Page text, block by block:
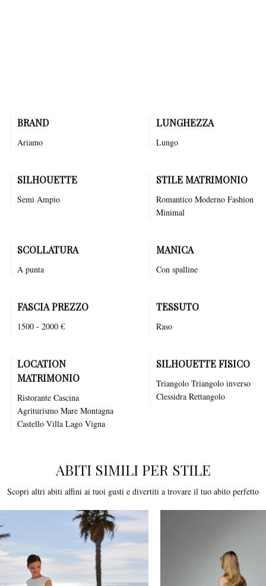
BRAND
Ariamo
LUNGHEZZA
Lungo
SILHOUETTE
Semi Ampio
STILE MATRIMONIO
Romantico Moderno Fashion
Minimal
SCOLLATURA
A punta
MANICA
Con spalline
FASCIA PREZZO
1500 - 2000 €
TESSUTO
Raso
LOCATION
MATRIMONIO
Ristorante Cascina
Agriturismo Mare Montagna
Castello Villa Lago Vigna
SILHOUETTE FISICO
Triangolo Triangolo inverso
Clessidra Rettangolo
ABITI SIMILI PER STILE
Scopri altri abiti affini ai tuoi gusti e divertiti a trovare il tuo abito perfetto